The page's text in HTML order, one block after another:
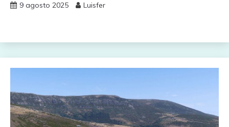
9 agosto 2025 Luisfer